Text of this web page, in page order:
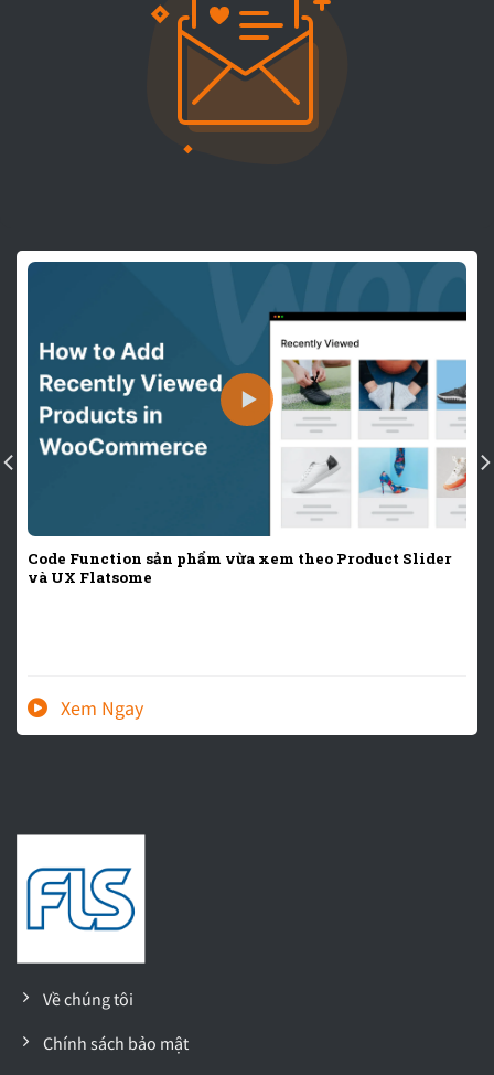
Code Function sản phẩm vừa xem theo Product Slider
và UX Flatsome
Về chúng tôi
Chính sách bảo mật